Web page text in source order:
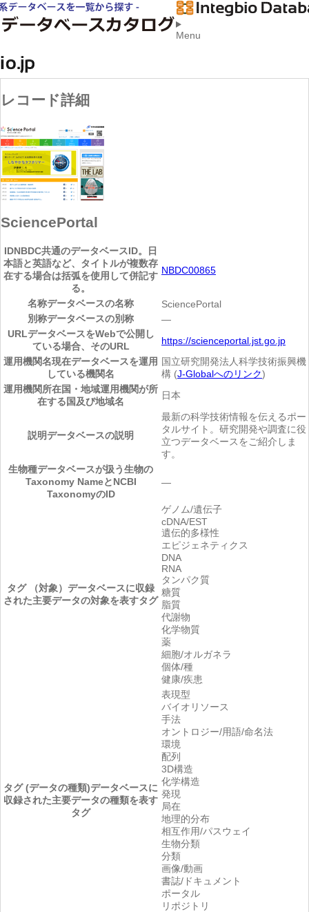
Menu
レコード詳細
SciencePortal
IDNBDC共通のデータベースID。日
本語と英語など、タイトルが複数存
在する場合は括弧を使用して併記す
る。
NBDC00865
名称データベースの名称
SciencePortal
別称データベースの別称
―
URLデータベースをWebで公開し
ている場合、そのURL
https://scienceportal.jst.go.jp
運用機関名現在データベースを運用
している機関名
国立研究開発法人科学技術振興機
構 (J-Globalへのリンク)
運用機関所在国・地域運用機関が所
在する国及び地域名
日本
説明データベースの説明
最新の科学技術情報を伝えるポー
タルサイト。研究開発や調査に役
立つデータベースをご紹介しま
す。
生物種データベースが扱う生物の
Taxonomy NameとNCBI
TaxonomyのID
―
タグ （対象） データベースに収録
された主要データの対象を表すタグ
ゲノム/遺伝子
cDNA/EST
遺伝的多様性
エピジェネティクス
DNA
RNA
タンパク質
糖質
脂質
代謝物
化学物質
薬
細胞/オルガネラ
個体/種
健康/疾患
タグ (データの種類)データベースに
収録された主要データの種類を表す
タグ
表現型
バイオリソース
手法
オントロジー/用語/命名法
環境
配列
3D構造
化学構造
発現
局在
地理的分布
相互作用/パスウェイ
生物分類
分類
画像/動画
書誌/ドキュメント
ポータル
リポジトリ